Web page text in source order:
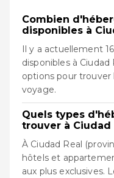
Combien
disponibles à
Il y a actuellement
disponibles à
options pour
voyage.
Quels types
trouver à Ciudad
À Ciudad Real
hôtels et
aux plus exclusives.